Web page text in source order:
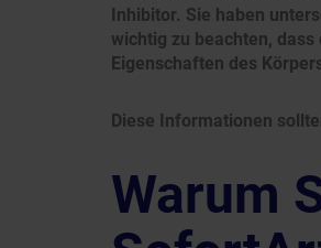
Inhibitor. Sie haben
wichtig zu beachten,
Eigenschaften des
Diese Informationen
Warum